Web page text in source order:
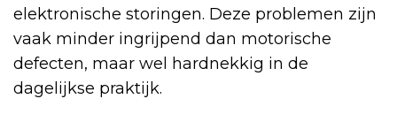
elektronische storingen. Deze problemen zijn
vaak minder ingrijpend dan motorische
defecten, maar wel hardnekkig in de
dagelijkse praktijk.